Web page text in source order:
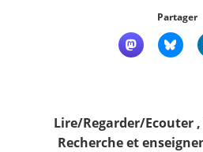
Contact
Partager
Lire/Regarder/Ecouter,
Recherche et